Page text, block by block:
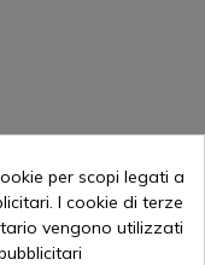
per scopi legati a
I cookie di terze
vengono utilizzati